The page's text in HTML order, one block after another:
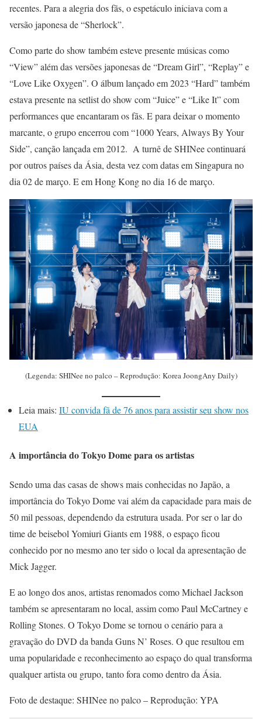
recentes. Para a alegria dos fãs, o espetáculo iniciava com a
versão japonesa de “Sherlock”.
Como parte do show também esteve presente músicas como
“View” além das versões japonesas de “Dream Girl”, “Replay” e
“Love Like Oxygen”. O álbum lançado em 2023 “Hard” também
estava presente na setlist do show com “Juice” e “Like It” com
performances que encantaram os fãs. E para deixar o momento
marcante, o grupo encerrou com “1000 Years, Always By Your
Side”, canção lançada em 2012. A turnê de SHINee continuará
por outros países da Ásia, desta vez com datas em Singapura no
dia 02 de março. E em Hong Kong no dia 16 de março.
(Legenda: SHINee no palco – Reprodução: Korea JoongAny Daily)
Leia mais: IU convida fã de 76 anos para assistir seu show nos
EUA
A importância do Tokyo Dome para os artistas
Sendo uma das casas de shows mais conhecidas no Japão, a
importância do Tokyo Dome vai além da capacidade para mais de
50 mil pessoas, dependendo da estrutura usada. Por ser o lar do
time de beisebol Yomiuri Giants em 1988, o espaço ficou
conhecido por no mesmo ano ter sido o local da apresentação de
Mick Jagger.
E ao longo dos anos, artistas renomados como Michael Jackson
também se apresentaram no local, assim como Paul McCartney e
Rolling Stones. O Tokyo Dome se tornou o cenário para a
gravação do DVD da banda Guns N’ Roses. O que resultou em
uma popularidade e reconhecimento ao espaço do qual transforma
qualquer artista ou grupo, tanto fora como dentro da Ásia.
Foto de destaque: SHINee no palco – Reprodução: YPA